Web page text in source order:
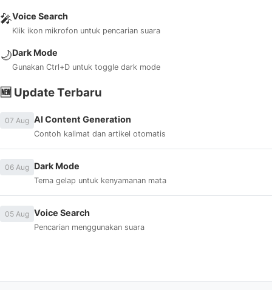
🎤Voice Search
Klik ikon mikrofon untuk pencarian suara
🌙Dark Mode
Gunakan Ctrl+D untuk toggle dark mode
🆕 Update Terbaru
07 Aug AI Content Generation
Contoh kalimat dan artikel otomatis
06 Aug Dark Mode
Tema gelap untuk kenyamanan mata
05 Aug Voice Search
Pencarian menggunakan suara